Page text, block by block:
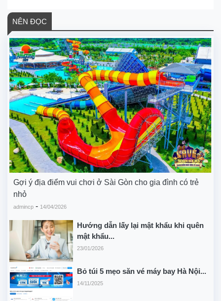
NÊN ĐỌC
Gợi ý địa điểm vui chơi ở Sài Gòn cho gia đình có trẻ
nhỏ
admincp - 14/04/2026
Hướng dẫn lấy lại mật khẩu khi quên
mật khẩu...
23/01/2026
Bỏ túi 5 mẹo săn vé máy bay Hà Nội...
14/11/2025